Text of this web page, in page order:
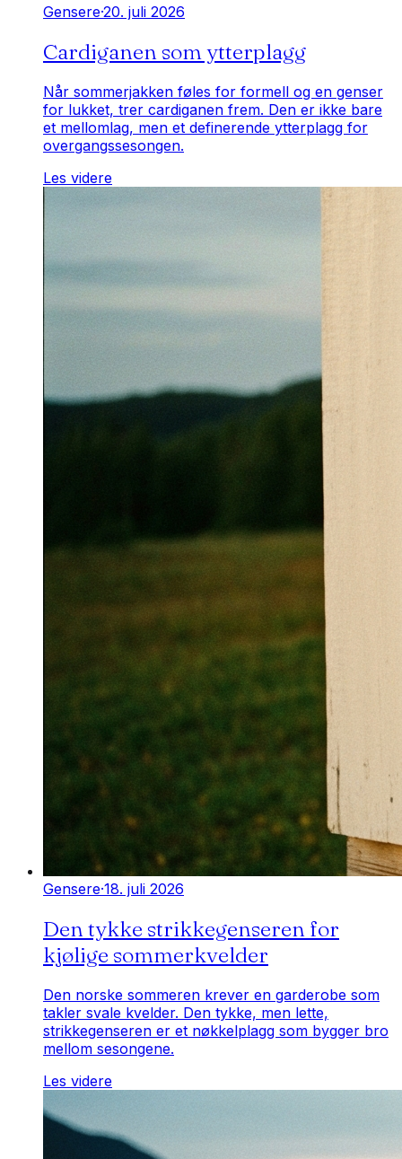
Gensere·20. juli 2026
Cardiganen som ytterplagg
Når sommerjakken føles for formell og en genser
for lukket, trer cardiganen frem. Den er ikke bare
et mellomlag, men et definerende ytterplagg for
overgangssesongen.
Les videre
Gensere·18. juli 2026
Den tykke strikkegenseren for
kjølige sommerkvelder
Den norske sommeren krever en garderobe som
takler svale kvelder. Den tykke, men lette,
strikkegenseren er et nøkkelplagg som bygger bro
mellom sesongene.
Les videre